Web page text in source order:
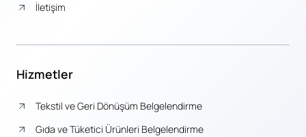
İletişim
Hizmetler
Tekstil ve Geri Dönüşüm Belgelendirme
Gıda ve Tüketici Ürünleri Belgelendirme